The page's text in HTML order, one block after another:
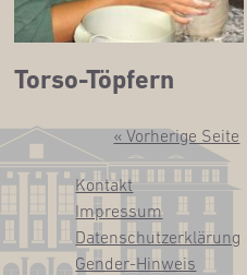
Tor­so-Töp­fern
« Vorherige Seite
Kon­takt
Impres­sum
Daten­schutz­er­klä­rung
Gen­­der-Hin­­weis